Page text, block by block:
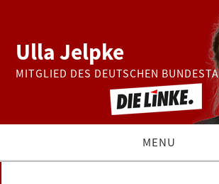
Ulla Jelpke
MITGLIED DES DEUTSCHEN
MENU